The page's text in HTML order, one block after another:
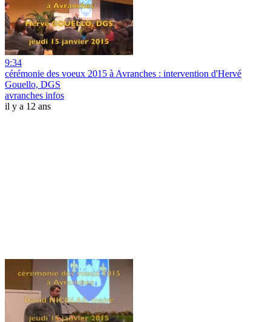
9:34
cérémonie des voeux 2015 à Avranches : intervention d'Hervé
Gouello, DGS
avranches infos
il y a 12 ans